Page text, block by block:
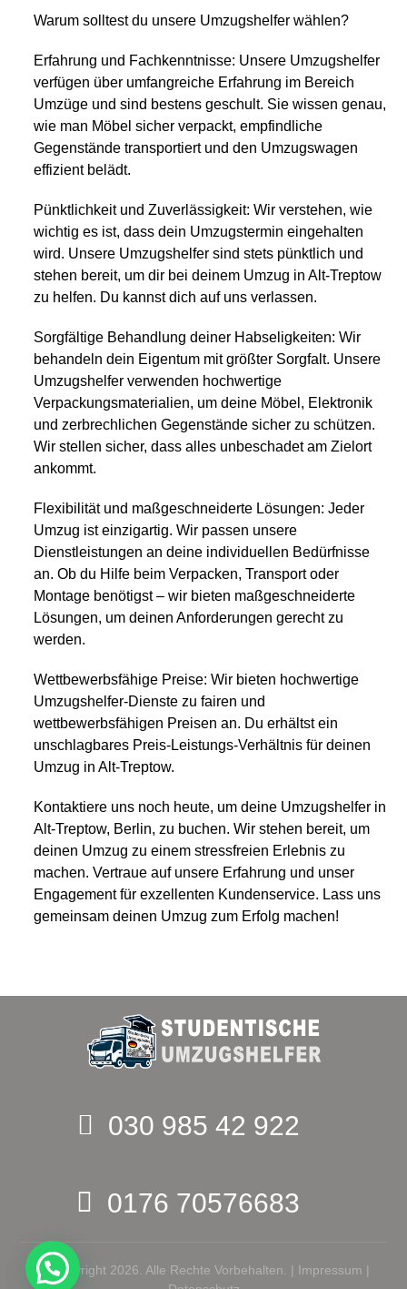
Warum solltest du unsere Umzugshelfer wählen?
Erfahrung und Fachkenntnisse: Unsere Umzugshelfer
verfügen über umfangreiche Erfahrung im Bereich
Umzüge und sind bestens geschult. Sie wissen genau,
wie man Möbel sicher verpackt, empfindliche
Gegenstände transportiert und den Umzugswagen
effizient belädt.
Pünktlichkeit und Zuverlässigkeit: Wir verstehen, wie
wichtig es ist, dass dein Umzugstermin eingehalten
wird. Unsere Umzugshelfer sind stets pünktlich und
stehen bereit, um dir bei deinem Umzug in Alt-Treptow
zu helfen. Du kannst dich auf uns verlassen.
Sorgfältige Behandlung deiner Habseligkeiten: Wir
behandeln dein Eigentum mit größter Sorgfalt. Unsere
Umzugshelfer verwenden hochwertige
Verpackungsmaterialien, um deine Möbel, Elektronik
und zerbrechlichen Gegenstände sicher zu schützen.
Wir stellen sicher, dass alles unbeschadet am Zielort
ankommt.
Flexibilität und maßgeschneiderte Lösungen: Jeder
Umzug ist einzigartig. Wir passen unsere
Dienstleistungen an deine individuellen Bedürfnisse
an. Ob du Hilfe beim Verpacken, Transport oder
Montage benötigst – wir bieten maßgeschneiderte
Lösungen, um deinen Anforderungen gerecht zu
werden.
Wettbewerbsfähige Preise: Wir bieten hochwertige
Umzugshelfer-Dienste zu fairen und
wettbewerbsfähigen Preisen an. Du erhältst ein
unschlagbares Preis-Leistungs-Verhältnis für deinen
Umzug in Alt-Treptow.
Kontaktiere uns noch heute, um deine Umzugshelfer in
Alt-Treptow, Berlin, zu buchen. Wir stehen bereit, um
deinen Umzug zu einem stressfreien Erlebnis zu
machen. Vertraue auf unsere Erfahrung und unser
Engagement für exzellenten Kundenservice. Lass uns
gemeinsam deinen Umzug zum Erfolg machen!
030 985 42 922
0176 70576683
© Copyright 2026. Alle Rechte Vorbehalten. | Impressum |